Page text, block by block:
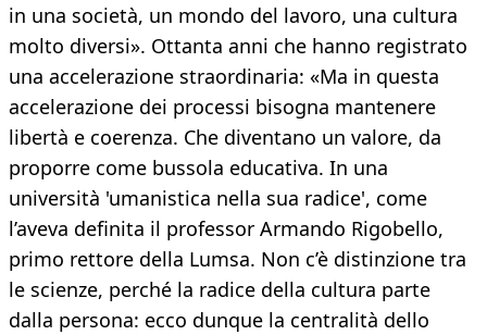
in una società, un mondo del lavoro, una cultura
molto diversi». Ottanta anni che hanno registrato
una accelerazione straordinaria: «Ma in questa
accelerazione dei processi bisogna mantenere
libertà e coerenza. Che diventano un valore, da
proporre come bussola educativa. In una
università 'umanistica nella sua radice', come
l’aveva definita il professor Armando Rigobello,
primo rettore della Lumsa. Non c’è distinzione tra
le scienze, perché la radice della cultura parte
dalla persona: ecco dunque la centralità dello